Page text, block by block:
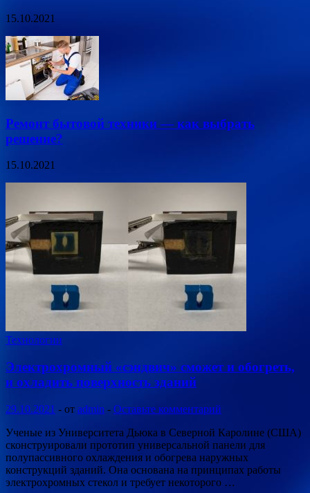
15.10.2021
Ремонт бытовой техники — как выбрать
решение?
15.10.2021
Технологии
Электрохромный «сэндвич» сможет и обогреть,
и охладить поверхность зданий
29.10.2021 - от admin - Оставьте комментарий
Ученые из Университета Дьюка в Северной Каролине (США)
сконструировали прототип универсальной панели для
полупассивного охлаждения и обогрева наружных
конструкций зданий. Она основана на принципах работы
электрохромных стекол и требует некоторого …